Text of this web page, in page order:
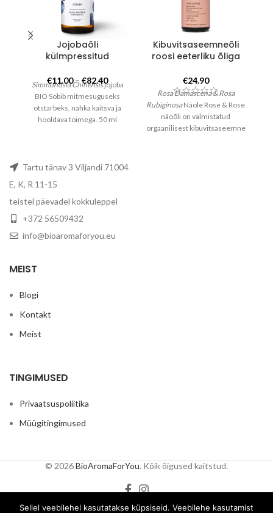
Jojobaõli
külmpressitud
€11.00– €82.40Hinnavahemik:
€11.00
kuni
€82.40
Simmondsia Chinensisjojoba
BIO Sobib mitmesuguseks
otstarbeks, nahka kaitsva ja
hooldava toimega. 50 ml
saab
teha
tootelehel.
Kibuvitsaseemneõli
roosi eeterliku õliga
€24.90
Rosa Damascena & Rosa
RubiginosaNäole Rose & Rose
näoõli on valmistatud
orgaanilisest kibuvitsaseemne
Tartu tänav 3 Viljandi 71004
E, K, R 11-15
teistel päevadel kokkuleppel
+372 56509432
info@bioaromaforyou.eu
MEIST
Blogi
Kontakt
Meist
TINGIMUSED
Privaatsuspoliitika
Müügitingimused
© 2026BioAromaForYou. Kõik õigused kaitstud.
Sellel veebilehel kasutatakse küpsiseid. Veebilehe kasutamist